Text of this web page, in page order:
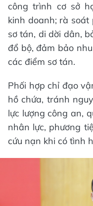
công trình cơ sở
kinh doanh; rà soát
sơ tán, di dời dân,
đổ bộ, đảm bảo
các điểm sơ tán.
Phối hợp chỉ đạo
hồ chứa, tránh
lực lượng công an,
nhân lực, phương
cứu nạn khi có tình